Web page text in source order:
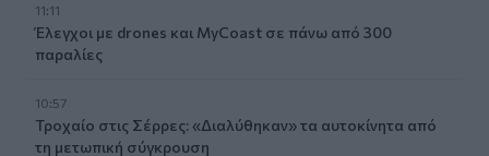
11:11
Έλεγχοι με drones και MyCoast σε πάνω από 300
παραλίες
10:57
Τροχαίο στις Σέρρες: «Διαλύθηκαν» τα αυτοκίνητα από
τη μετωπική σύγκρουση